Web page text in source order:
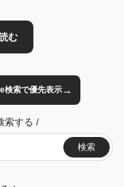
検索で優先表示→
索する /
検索